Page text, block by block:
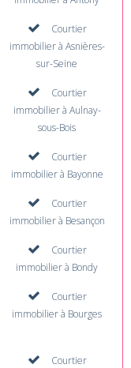
Courtier
immobilier à Asnières-
sur-Seine
Courtier
immobilier à Aulnay-
sous-Bois
Courtier
immobilier à Bayonne
Courtier
immobilier à Besançon
Courtier
immobilier à Bondy
Courtier
immobilier à Bourges
Courtier